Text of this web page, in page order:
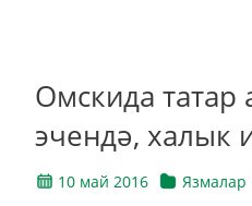
Омскида татар
эчендә, халык
10 май 2016 Язмалар